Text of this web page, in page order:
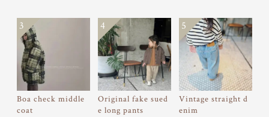
Boa check middle
coat
3
Original fake sued
e long pants
4
Vintage straight d
enim
5